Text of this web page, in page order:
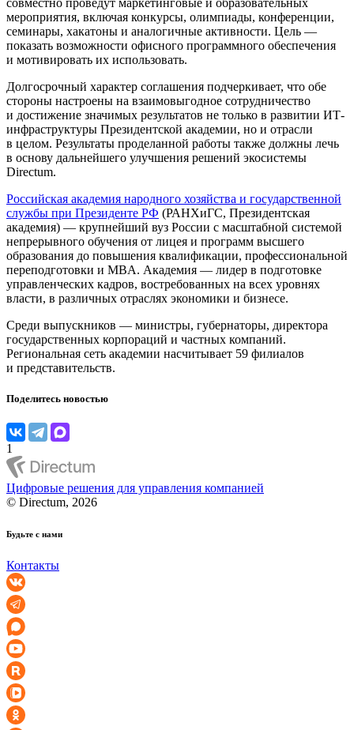
мероприятия, включая конкурсы, олимпиады, конференции,
семинары, хакатоны и аналогичные активности. Цель —
показать возможности офисного программного обеспечения
и мотивировать их использовать.
Долгосрочный характер соглашения подчеркивает, что обе
стороны настроены на взаимовыгодное сотрудничество
и достижение значимых результатов не только в развитии ИТ-
инфраструктуры Президентской академии, но и отрасли
в целом. Результаты проделанной работы также должны лечь
в основу дальнейшего улучшения решений экосистемы
Directum.
Российская академия народного хозяйства и государственной
службы при Президенте РФ (РАНХиГС, Президентская
академия) — крупнейший вуз России с масштабной системой
непрерывного обучения от лицея и программ высшего
образования до повышения квалификации, профессиональной
переподготовки и MBA. Академия — лидер в подготовке
управленческих кадров, востребованных на всех уровнях
власти, в различных отраслях экономики и бизнесе.
Среди выпускников — министры, губернаторы, директора
государственных корпораций и частных компаний.
Региональная сеть академии насчитывает 59 филиалов
и представительств.
Поделитесь новостью
1
Цифровые решения для управления компанией
© Directum, 2026
Будьте с нами
Контакты